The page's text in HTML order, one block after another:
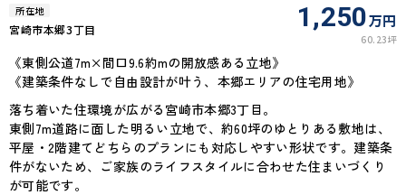
所在地
宮崎市本郷3丁目 1,250万円
60.23坪
《東側公道7m×間口9.6約mの開放感ある立地》
《建築条件なしで自由設計が叶う、本郷エリアの住宅用地》
落ち着いた住環境が広がる宮崎市本郷3丁目。
東側7m道路に面した明るい立地で、約60坪のゆとりある敷地は、
平屋・2階建てどちらのプランにも対応しやすい形状です。建築条
件がないため、ご家族のライフスタイルに合わせた住まいづくり
が可能です。